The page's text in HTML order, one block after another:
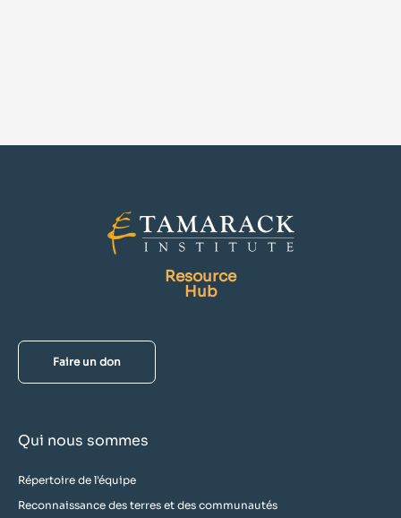
Resource
Hub
Faire un don
Qui nous sommes
Répertoire de l'équipe
Reconnaissance des terres et des communautés